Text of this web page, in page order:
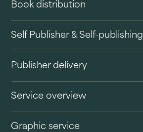
Book distribution
Self Publisher & Self-publishing
Publisher delivery
Service overview
Graphic service